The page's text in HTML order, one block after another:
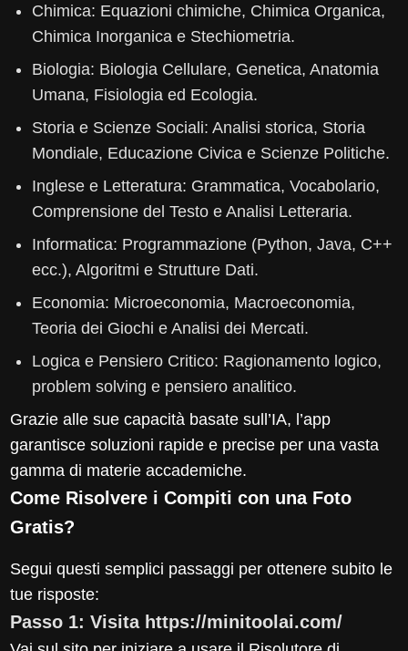
Chimica: Equazioni chimiche, Chimica Organica,
Chimica Inorganica e Stechiometria.
Biologia: Biologia Cellulare, Genetica, Anatomia
Umana, Fisiologia ed Ecologia.
Storia e Scienze Sociali: Analisi storica, Storia
Mondiale, Educazione Civica e Scienze Politiche.
Inglese e Letteratura: Grammatica, Vocabolario,
Comprensione del Testo e Analisi Letteraria.
Informatica: Programmazione (Python, Java, C++
ecc.), Algoritmi e Strutture Dati.
Economia: Microeconomia, Macroeconomia,
Teoria dei Giochi e Analisi dei Mercati.
Logica e Pensiero Critico: Ragionamento logico,
problem solving e pensiero analitico.
Grazie alle sue capacità basate sull’IA, l’app
garantisce soluzioni rapide e precise per una vasta
gamma di materie accademiche.
Come Risolvere i Compiti con una Foto
Gratis?
Segui questi semplici passaggi per ottenere subito le
tue risposte:
Passo 1: Visita https://minitoolai.com/